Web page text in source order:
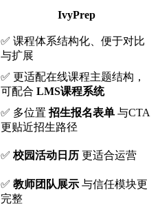
IvyPrep
✅ 课程体系结构化、便于对比
与扩展
✅ 更适配在线课程主题结构，
可配合 LMS课程系统
✅ 多位置 招生报名表单 与CTA
更贴近招生路径
✅ 校园活动日历 更适合运营
✅ 教师团队展示 与信任模块更
完整